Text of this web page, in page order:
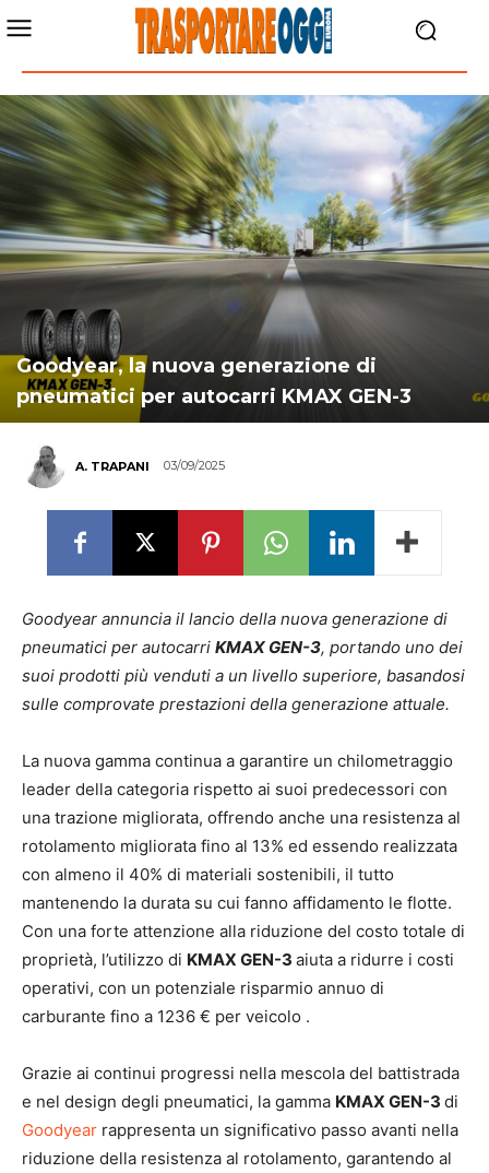
Goodyear, la nuova generazione di
pneumatici per autocarri KMAX GEN-3
A. TRAPANI 03/09/2025
Goodyear annuncia il lancio della nuova generazione di
pneumatici per autocarri KMAX GEN-3, portando uno dei
suoi prodotti più venduti a un livello superiore, basandosi
sulle comprovate prestazioni della generazione attuale.
La nuova gamma continua a garantire un chilometraggio
leader della categoria rispetto ai suoi predecessori con
una trazione migliorata, offrendo anche una resistenza al
rotolamento migliorata fino al 13% ed essendo realizzata
con almeno il 40% di materiali sostenibili, il tutto
mantenendo la durata su cui fanno affidamento le flotte.
Con una forte attenzione alla riduzione del costo totale di
proprietà, l’utilizzo di KMAX GEN-3 aiuta a ridurre i costi
operativi, con un potenziale risparmio annuo di
carburante fino a 1236 € per veicolo .
Grazie ai continui progressi nella mescola del battistrada
e nel design degli pneumatici, la gamma KMAX GEN-3 di
Goodyear rappresenta un significativo passo avanti nella
riduzione della resistenza al rotolamento, garantendo al